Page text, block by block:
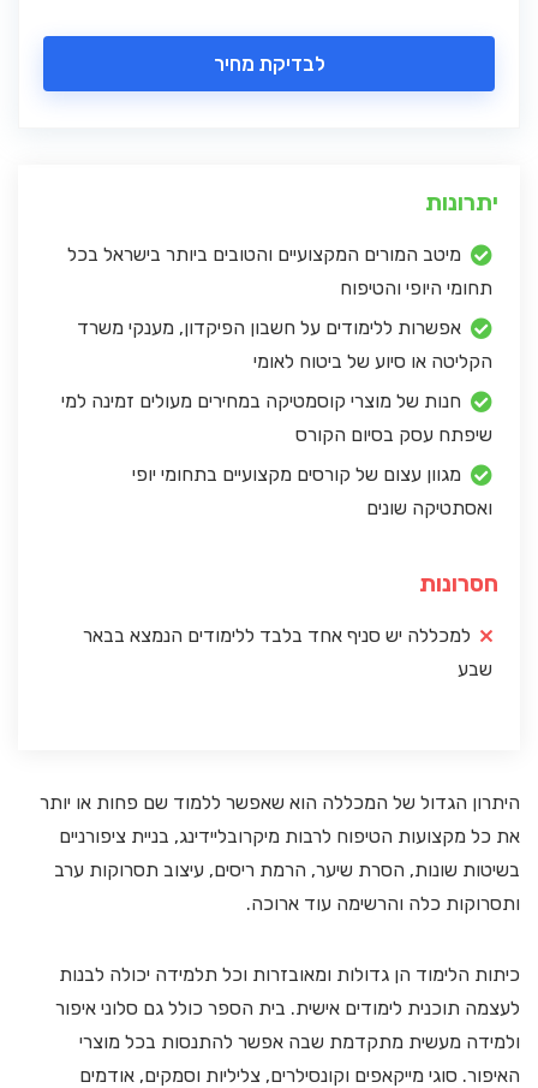
לבדיקת מחיר
יתרונות
מיטב המורים המקצועיים והטובים ביותר בישראל בכל
תחומי היופי והטיפוח
אפשרות ללימודים על חשבון הפיקדון, מענקי משרד
הקליטה או סיוע של ביטוח לאומי
חנות של מוצרי קוסמטיקה במחירים מעולים זמינה למי
שיפתח עסק בסיום הקורס
מגוון עצום של קורסים מקצועיים בתחומי יופי
ואסתטיקה שונים
חסרונות
למכללה יש סניף אחד בלבד ללימודים הנמצא בבאר
שבע
היתרון הגדול של המכללה הוא שאפשר ללמוד שם פחות או יותר
את כל מקצועות הטיפוח לרבות מיקרובליידינג, בניית ציפורניים
בשיטות שונות, הסרת שיער, הרמת ריסים, עיצוב תסרוקות ערב
ותסרוקות כלה והרשימה עוד ארוכה.
כיתות הלימוד הן גדולות ומאובזרות וכל תלמידה יכולה לבנות
לעצמה תוכנית לימודים אישית. בית הספר כולל גם סלוני איפור
ולמידה מעשית מתקדמת שבה אפשר להתנסות בכל מוצרי
האיפור. סוגי מייקאפים וקונסילרים, צליליות וסמקים, אודמים